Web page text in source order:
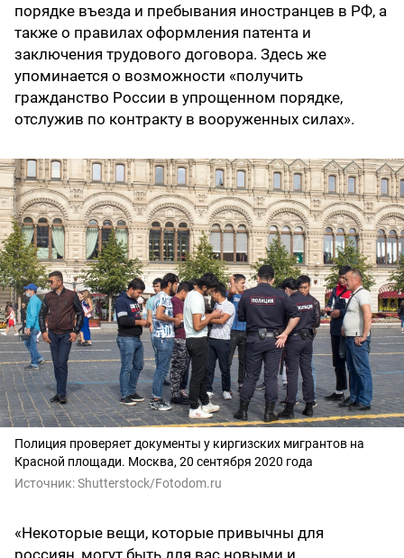
порядке въезда и пребывания иностранцев в РФ, а
также о правилах оформления патента и
заключения трудового договора. Здесь же
упоминается о возможности «получить
гражданство России в упрощенном порядке,
отслужив по контракту в вооруженных силах».
Полиция проверяет документы у киргизских мигрантов на
Красной площади. Москва, 20 сентября 2020 года
Источник:Shutterstock/Fotodom.ru
«Некоторые вещи, которые привычны для
россиян, могут быть для вас новыми и